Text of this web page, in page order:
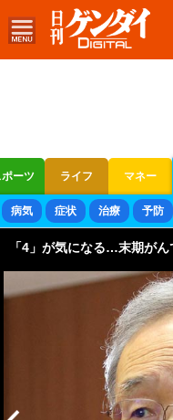
ーツ ライフ マネー
ボートレース 競輪 オー
病気 症状 治療 予防
「4」が気になる…末期が